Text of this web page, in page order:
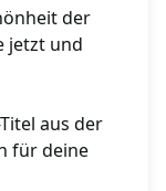
der
jetzt und
aus der
für deine